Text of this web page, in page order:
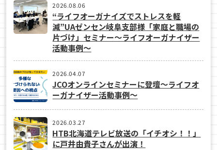
2026.08.06
“ライフオーガナイズでストレスを軽
減”UAゼンセン岐阜支部様「家庭と職場の
片づけ」セミナー～ライフオーガナイザー
活動事例〜
2026.04.07
JCOオンラインセミナーに登壇〜ライフオ
ーガナイザー活動事例〜
2026.03.27
HTB北海道テレビ放送の「イチオシ！！」
に戸井由貴子さんが出演！